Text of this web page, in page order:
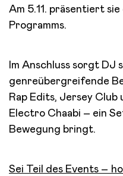
Am 5.11. präsentiert
Programms.
Im Anschluss sorgt DJ
genreübergreifende
Rap Edits, Jersey Club
Electro Chaabi – ein
Bewegung bringt.
Sei Teil des Events –